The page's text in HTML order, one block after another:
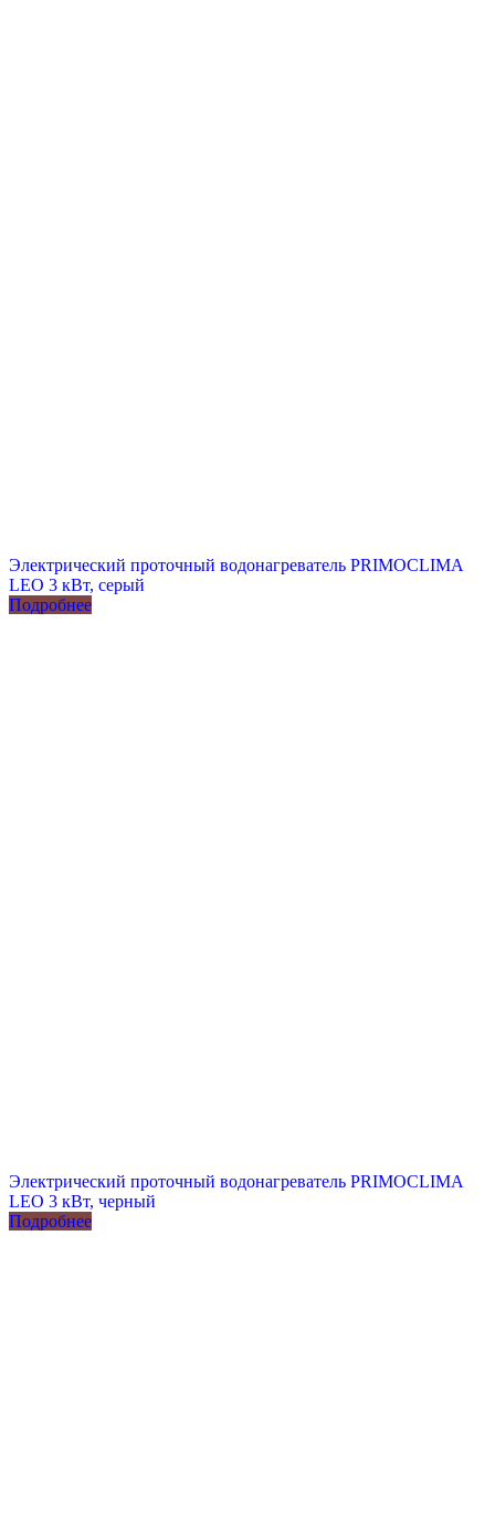
Электрический проточный водонагреватель PRIMOCLIMA
LEO 3 кВт, серый
Подробнее
Электрический проточный водонагреватель PRIMOCLIMA
LEO 3 кВт, черный
Подробнее